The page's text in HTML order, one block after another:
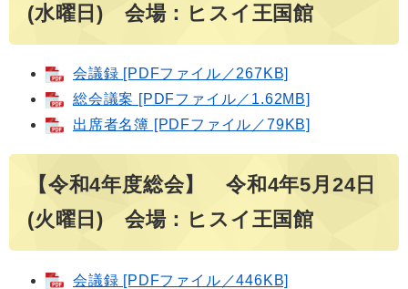
(水曜日) 会場：ヒスイ王国館
会議録 [PDFファイル／267KB]
総会議案 [PDFファイル／1.62MB]
出席者名簿 [PDFファイル／79KB]
【令和4年度総会】 令和4年5月24日
(火曜日) 会場：ヒスイ王国館
会議録 [PDFファイル／446KB]